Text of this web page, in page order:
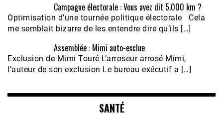
Campagne électorale : Vous avez dit 5.000 km ?
Optimisation d’une tournée politique électorale Cela
me semblait bizarre de les entendre dire qu’ils […]
Assemblée : Mimi auto-exclue
Exclusion de Mimi Touré L’arroseur arrosé Mimi,
l’auteur de son exclusion Le bureau exécutif a […]
SANTÉ